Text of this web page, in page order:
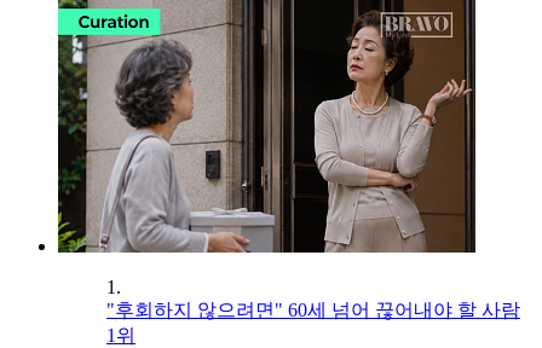
1.
"후회하지 않으려면" 60세 넘어 끊어내야 할 사람
1위